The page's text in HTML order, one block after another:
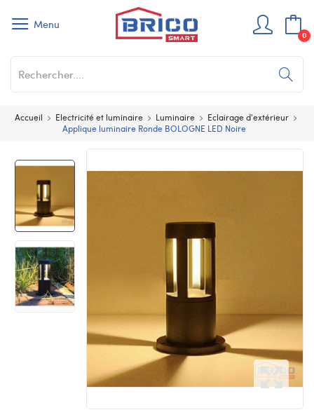
Menu
0
Accueil Electricité et luminaire Luminaire
Eclairage d'extérieur
Applique luminaire Ronde BOLOGNE LED Noire